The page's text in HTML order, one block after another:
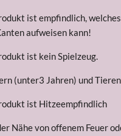
ist empfindlich,
aufweisen kann!
ist kein Spielzeug.
(unter3 Jahren) und
ist Hitzeempfindlich
Nähe von offenem Feuer